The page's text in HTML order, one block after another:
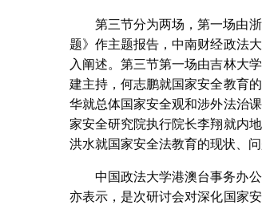
第三节分为两场，第一场由
题》作主题报告，中南财经政法
入阐述。第三节第一场由吉林大
建主持，何志鹏就国家安全教育
华就总体国家安全观和涉外法治
家安全研究院执行院长李翔就内
洪水就国家安全法教育的现状、
中国政法大学港澳台事务办
亦表示，是次研讨会对深化国家